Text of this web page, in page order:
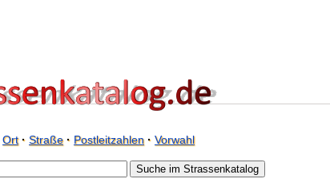
Ort· Straße· Postleitzahlen· Vorwahl